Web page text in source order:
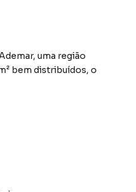
uma região
bem distribuídos, o
ambiente,